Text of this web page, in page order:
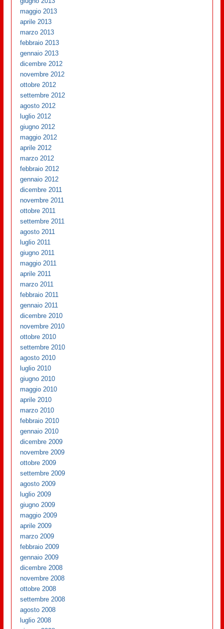
maggio 2013
aprile 2013
marzo 2013
febbraio 2013
gennaio 2013
dicembre 2012
novembre 2012
ottobre 2012
settembre 2012
agosto 2012
luglio 2012
giugno 2012
maggio 2012
aprile 2012
marzo 2012
febbraio 2012
gennaio 2012
dicembre 2011
novembre 2011
ottobre 2011
settembre 2011
agosto 2011
luglio 2011
giugno 2011
maggio 2011
aprile 2011
marzo 2011
febbraio 2011
gennaio 2011
dicembre 2010
novembre 2010
ottobre 2010
settembre 2010
agosto 2010
luglio 2010
giugno 2010
maggio 2010
aprile 2010
marzo 2010
febbraio 2010
gennaio 2010
dicembre 2009
novembre 2009
ottobre 2009
settembre 2009
agosto 2009
luglio 2009
giugno 2009
maggio 2009
aprile 2009
marzo 2009
febbraio 2009
gennaio 2009
dicembre 2008
novembre 2008
ottobre 2008
settembre 2008
agosto 2008
luglio 2008